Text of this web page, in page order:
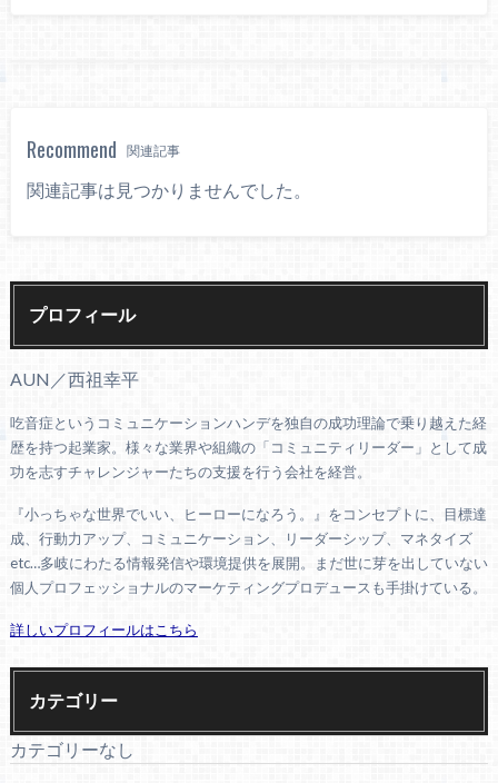
Recommend 関連記事
関連記事は見つかりませんでした。
プロフィール
AUN／西祖幸平
吃音症というコミュニケーションハンデを独自の成功理論で乗り越えた経
歴を持つ起業家。様々な業界や組織の「コミュニティリーダー」として成
功を志すチャレンジャーたちの支援を行う会社を経営。
『小っちゃな世界でいい、ヒーローになろう。』をコンセプトに、目標達
成、行動力アップ、コミュニケーション、リーダーシップ、マネタイズ
etc…多岐にわたる情報発信や環境提供を展開。まだ世に芽を出していない
個人プロフェッショナルのマーケティングプロデュースも手掛けている。
詳しいプロフィールはこちら
カテゴリー
カテゴリーなし